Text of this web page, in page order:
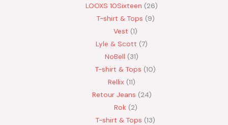
LOOXS 10Sixteen
26
T-shirt & Tops 9
Vest 1
Lyle & Scott 7
NoBell
31
T-shirt & Tops 10
Rellix 11
Retour Jeans 24
Rok 2
T-shirt & Tops 13